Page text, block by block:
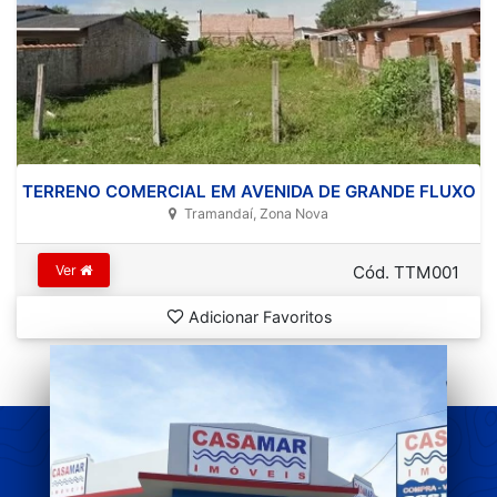
TERRENO COMERCIAL EM AVENIDA DE GRANDE FLUXO
Tramandaí, Zona Nova
Ver Cód. TTM001
Adicionar Favoritos